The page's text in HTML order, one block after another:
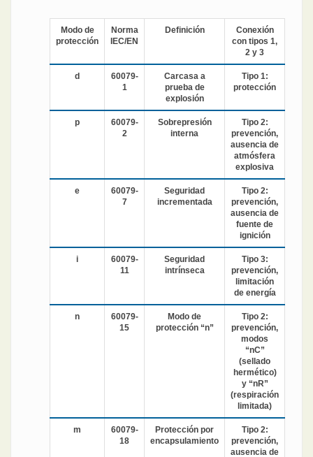
Modo de
protección
Norma
IEC/EN
Definición
Conexión
con tipos 1,
2 y 3
d
60079-
1
Carcasa a
prueba de
explosión
Tipo 1:
protección
p
60079-
2
Sobrepresión
interna
Tipo 2:
prevención,
ausencia de
atmósfera
explosiva
e
60079-
7
Seguridad
incrementada
Tipo 2:
prevención,
ausencia de
fuente de
ignición
i
60079-
11
Seguridad
intrínseca
Tipo 3:
prevención,
limitación
de energía
n
60079-
15
Modo de
protección “n”
Tipo 2:
prevención,
modos
“nC”
(sellado
hermético)
y “nR”
(respiración
limitada)
m
60079-
18
Protección por
encapsulamiento
Tipo 2:
prevención,
ausencia de